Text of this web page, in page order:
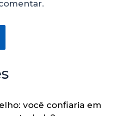
você confiaria em